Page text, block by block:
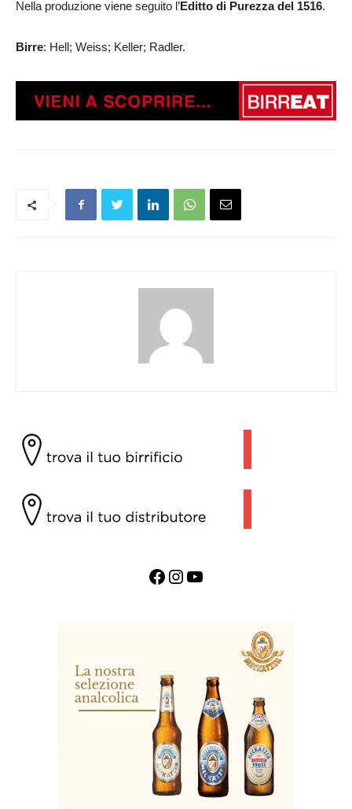
Nella produzione viene seguito l’Editto di Purezza del 1516.
Birre: Hell; Weiss; Keller; Radler.
Facebook InstagramYouTube